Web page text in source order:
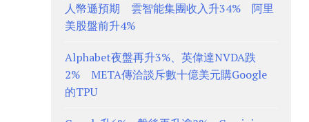
人幣遜預期 雲智能集團收入升34% 阿里
美股盤前升4%
Alphabet夜盤再升3%、英偉達NVDA跌
2% META傳洽談斥數十億美元購Google
的TPU